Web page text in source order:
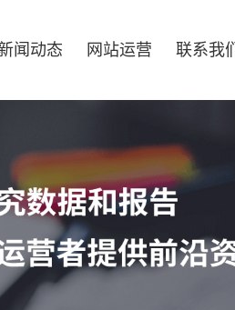
闻动态 网站运营 联系我们